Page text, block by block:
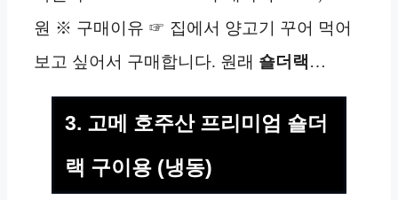
원 ※ 구매이유 ☞ 집에서 양고기 꾸어 먹어
보고 싶어서 구매합니다. 원래 숄더랙…
3. 고메 호주산 프리미엄 숄더
랙 구이용 (냉동)